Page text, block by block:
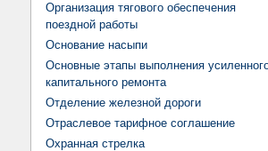
Организация тягового обеспечения
поездной работы
Основание насыпи
Основные этапы выполнения
капитального ремонта
Отделение железной дороги
Отраслевое тарифное соглашение
Охранная стрелка